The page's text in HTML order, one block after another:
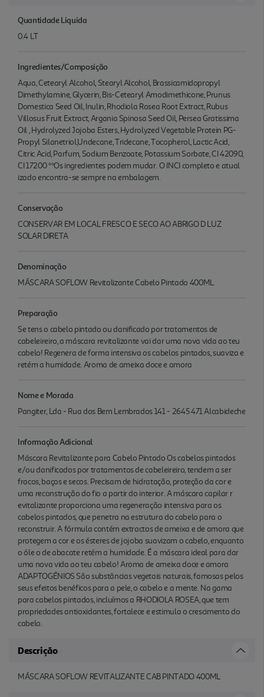
Quantidade Liquida
0.4 LT
Ingredientes/Composição
Aqua, Cetearyl Alcohol, Stearyl Alcohol, Brassicamidopropyl
Dimethylamine, Glycerin, Bis-Cetearyl Amodimethicone, Prunus
Domestica Seed Oil, Inulin, Rhodiola Rosea Root Extract, Rubus
Villosus Fruit Extract, Argania Spinosa Seed Oil, Persea Gratissima
Oil , Hydrolyzed Jojoba Esters, Hydrolyzed Vegetable Protein PG-
Propyl Silanetriol,Undecane, Tridecane, Tocopherol, Lactic Acid,
Citric Acid, Parfum, Sodium Benzoate, Potassium Sorbate, CI 42090,
CI 17200 **Os ingredientes podem mudar. O INCI completo e atual
izado encontra-se sempre na embalagem.
Conservação
CONSERVAR EM LOCAL FRESCO E SECO AO ABRIGO D LUZ
SOLAR DIRETA
Denominação
MÁSCARA SOFLOW Revitalizante Cabelo Pintado 400ML
Preparação
Se tens o cabelo pintado ou danificado por tratamentos de
cabeleireiro, a máscara revitalizante vai dar uma nova vida ao teu
cabelo! Regenera de forma intensiva os cabelos pintados, suaviza e
retém a humidade. Aroma de ameixa doce e amora
Nome e Morada
Pangiter, Lda - Rua dos Bem Lembrados 141 - 2645 471 Alcabideche
Informação Adicional
Máscara Revitalizante para Cabelo Pintado Os cabelos pintados
e/ou danificados por tratamentos de cabeleireiro, tendem a ser
fracos, baços e secos. Precisam de hidratação, proteção da cor e
uma reconstrução do fio a partir do interior. A máscara capilar r
evitalizante proporciona uma regeneração intensiva para os
cabelos pintados, que penetra na estrutura do cabelo para o
reconstruir. A fórmula contém extractos de ameixa e de amora que
protegem a cor e os ésteres de jojoba suavizam o cabelo, enquanto
o óle o de abacate retém a humidade. É a máscara ideal para dar
uma nova vida ao teu cabelo! Aroma de ameixa doce e amora
ADAPTOGÉNIOS São substâncias vegetais naturais, famosas pelos
seus efeitos benéficos para a pele, o cabelo e a mente. Na gama
para cabelos pintados, incluímos a RHODIOLA ROSEA, que tem
propriedades antioxidantes, fortalece e estimula o crescimento do
cabelo.
Descrição
MÁSCARA SOFLOW REVITALIZANTE CAB PINTADO 400ML